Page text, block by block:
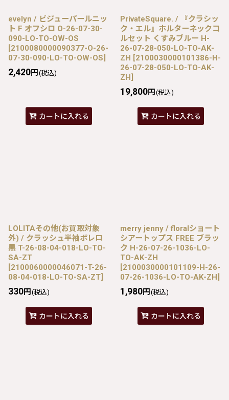
evelyn / ビジューパールニッ
ト F オフシロ O-26-07-30-
090-LO-TO-OW-OS
[2100080000090377-O-26-
07-30-090-LO-TO-OW-OS]
2,420円 (税込)
カートに入れる
PrivateSquare. / 『クラシッ
ク・エル』ホルターネックコ
ルセット くすみブルー H-
26-07-28-050-LO-TO-AK-
ZH [2100030000101386-H-
26-07-28-050-LO-TO-AK-
ZH]
19,800円 (税込)
カートに入れる
LOLITAその他(お買取対象
外) / クラッシュ半袖ボレロ
黒 T-26-08-04-018-LO-TO-
SA-ZT
[2100060000046071-T-26-
08-04-018-LO-TO-SA-ZT]
330円 (税込)
カートに入れる
merry jenny / floralショート
シアートップス FREE ブラッ
ク H-26-07-26-1036-LO-
TO-AK-ZH
[2100030000101109-H-26-
07-26-1036-LO-TO-AK-ZH]
1,980円 (税込)
カートに入れる